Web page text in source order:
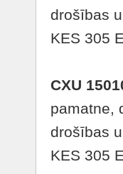
drošības
KES 305
CXU
pamatne,
drošības
KES 305